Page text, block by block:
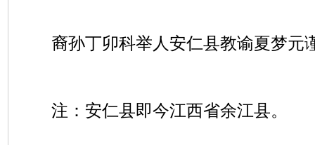
裔孙丁卯科举人安仁县教谕夏梦元
注：安仁县即今江西省余江县。